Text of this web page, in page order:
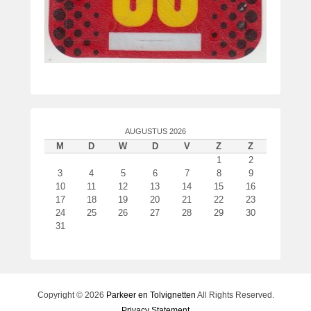
AUGUSTUS 2026
M D W D V Z
Z
1
2
3
4 5 6 7 8
9
10
11 12 13 14 15
16
17
18 19 20 21 22
23
24
25 26 27 28 29
30
31
Copyright © 2026 Parkeer en Tolvignetten All Rights Reserved.